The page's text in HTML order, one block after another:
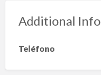
Additional Info
Teléfono